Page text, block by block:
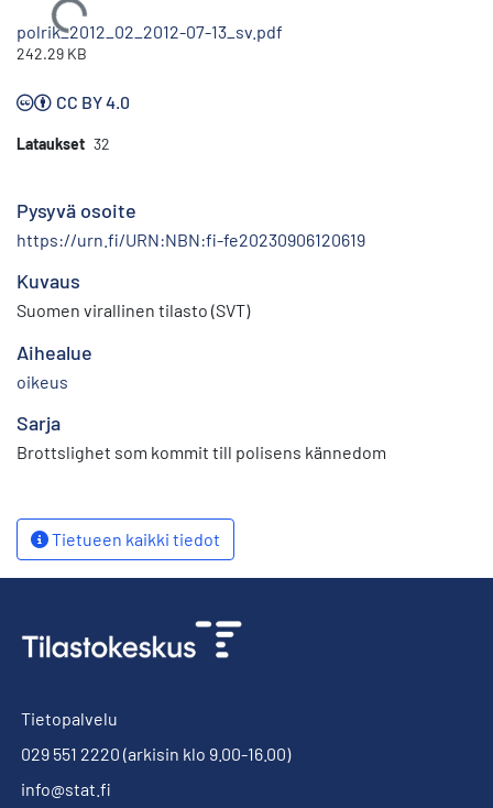
Ladataan...
polrik_2012_02_2012-07-13_sv.pdf
242.29 KB
CC BY 4.0
Lataukset 32
Pysyvä osoite
https://urn.fi/URN:NBN:fi-fe20230906120619
Kuvaus
Suomen virallinen tilasto (SVT)
Aihealue
oikeus
Sarja
Brottslighet som kommit till polisens kännedom
Tietueen kaikki tiedot
Tietopalvelu
029 551 2220 (arkisin klo 9.00-16.00)
info@stat.fi